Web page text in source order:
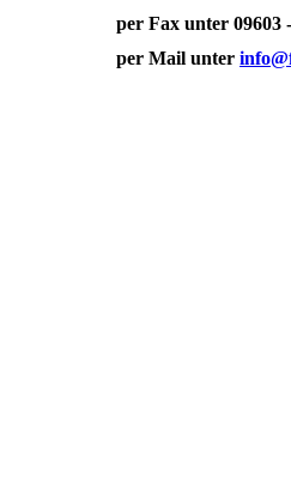
per Fax unter 09603
per Mail unter